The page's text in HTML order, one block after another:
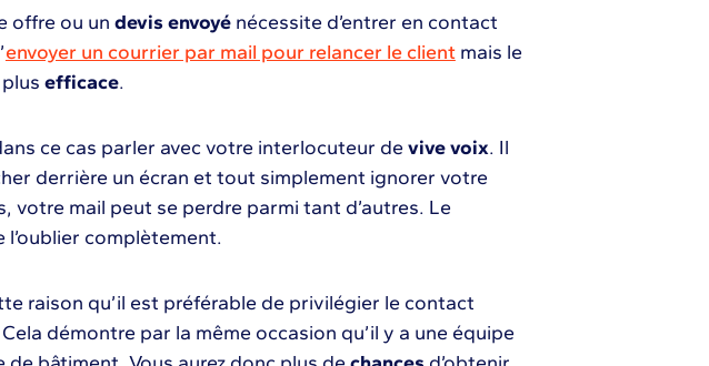
offre ou un devis envoyénécessite d’entrer en contact
envoyer un courrier par mail pour relancer le clientmais le
efficace.
ce cas parler avec votre interlocuteur de vive voix. Il
derrière un écran et tout simplement ignorer votre
votre mail peut se perdre parmi tant d’autres. Le
complètement.
raison qu’il est préférable de privilégier le contact
démontre par la même occasion qu’il y a une équipe